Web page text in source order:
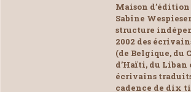
Maison
Sabine
structure
2002 des
(de Belgique, du
d’Haïti, du Liban
écrivains
cadence de dix